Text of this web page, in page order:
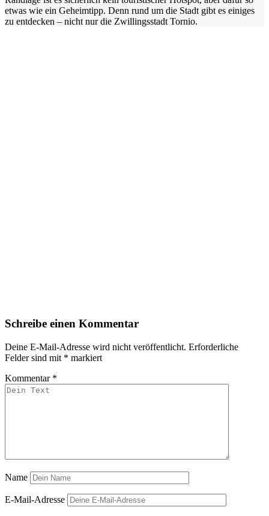
etwas wie ein Geheimtipp. Denn rund um die Stadt gibt es einiges
zu entdecken – nicht nur die Zwillingsstadt Tornio.
Schreibe einen Kommentar
Deine E-Mail-Adresse wird nicht veröffentlicht. Erforderliche
Felder sind mit * markiert
Kommentar *
Name
E-Mail-Adresse